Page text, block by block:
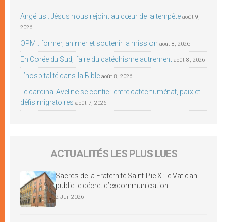
Angélus : Jésus nous rejoint au cœur de la tempête août 9,
2026
OPM : former, animer et soutenir la mission août 8, 2026
En Corée du Sud, faire du catéchisme autrement août 8, 2026
L’hospitalité dans la Bible août 8, 2026
Le cardinal Aveline se confie : entre catéchuménat, paix et
défis migratoires août 7, 2026
ACTUALITÉS LES PLUS LUES
Sacres de la Fraternité Saint-Pie X : le Vatican
publie le décret d’excommunication
2 Juil 2026